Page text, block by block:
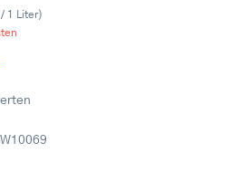
1 Liter)